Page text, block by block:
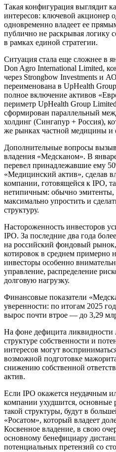
Такая конфигурация выглядит
интересов: ключевой акционер
одновременно владеет ее
публично не раскрывая логику
в рамках единой стратегии.
Ситуация стала еще сложнее в
Don Agro International Limited,
через Strongbow Investments и
переименована в UpHealth
полное включение активов
периметр UpHealth Group
сформирован параллельный
холдинг (Сингапур + Россия),
же рынках частной медицины и
Дополнительные вопросы
владения «Медсканом». В
перевел принадлежавшие ему
«Медицинский актив», сделав
компании, готовящейся к IPO,
нетипичным: обычно эмитенты,
максимально упростить и
структуру.
Настороженность инвесторов
IPO. За последние два года
на российский фондовый
котировок в среднем примерно
инвесторы особенно
управление, распределение
долговую нагрузку.
Финансовые показатели
уверенности: по итогам 2025
вырос почти втрое — до 3,29
На фоне дефицита ликвидности
структуре собственности и
интересов могут
возможной подготовке
снижению собственной
актив.
Если IPO окажется неудачным
компании ухудшится,
такой структуры, будут в
«Росатом», который владеет
Косвенное владение, в свою
основному бенефициару
потенциальных претензий со